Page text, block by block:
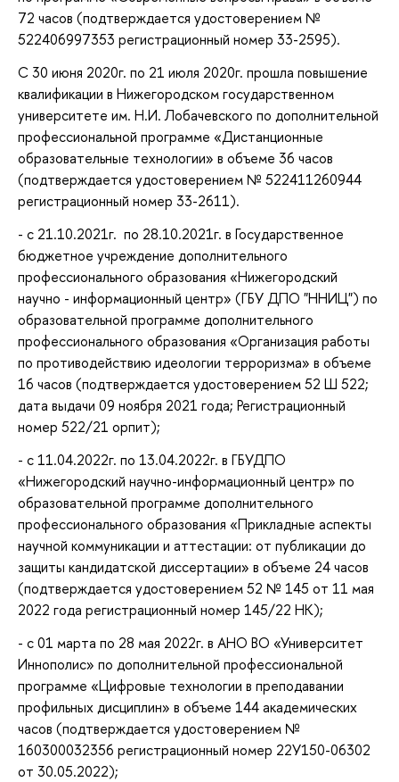
72 часов (подтверждается удостоверением №
522406997353 регистрационный номер 33-2595).
С 30 июня 2020г. по 21 июля 2020г. прошла повышение
квалификации в Нижегородском государственном
университете им. Н.И. Лобачевского по дополнительной
профессиональной программе «Дистанционные
образовательные технологии» в объеме 36 часов
(подтверждается удостоверением № 522411260944
регистрационный номер 33-2611).
- с 21.10.2021г. по 28.10.2021г. в Государственное
бюджетное учреждение дополнительного
профессионального образования «Нижегородский
научно - информационный центр» (ГБУ ДПО "ННИЦ") по
образовательной программе дополнительного
профессионального образования «Организация работы
по противодействию идеологии терроризма» в объеме
16 часов (подтверждается удостоверением 52 Ш 522;
дата выдачи 09 ноября 2021 года; Регистрационный
номер 522/21 орпит);
- с 11.04.2022г. по 13.04.2022г. в ГБУДПО
«Нижегородский научно-информационный центр» по
образовательной программе дополнительного
профессионального образования «Прикладные аспекты
научной коммуникации и аттестации: от публикации до
защиты кандидатской диссертации» в объеме 24 часов
(подтверждается удостоверением 52 № 145 от 11 мая
2022 года регистрационный номер 145/22 НК);
- с 01 марта по 28 мая 2022г. в АНО ВО «Университет
Иннополис» по дополнительной профессиональной
программе «Цифровые технологии в преподавании
профильных дисциплин» в объеме 144 академических
часов (подтверждается удостоверением №
160300032356 регистрационный номер 22У150-06302
от 30.05.2022);